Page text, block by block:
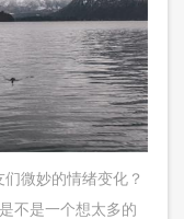
微妙的情绪变化？
不是一个想太多的